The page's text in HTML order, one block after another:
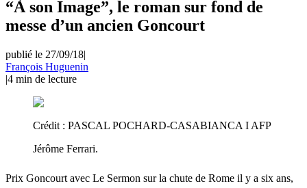
“À son Image”, le roman sur fond de
messe d’un ancien Goncourt
publié le 27/09/18|
François Huguenin
|4 min de lecture
Crédit : PASCAL POCHARD-CASABIANCA I AFP
Jérôme Ferrari.
Prix Goncourt avec Le Sermon sur la chute de Rome il y a six ans,